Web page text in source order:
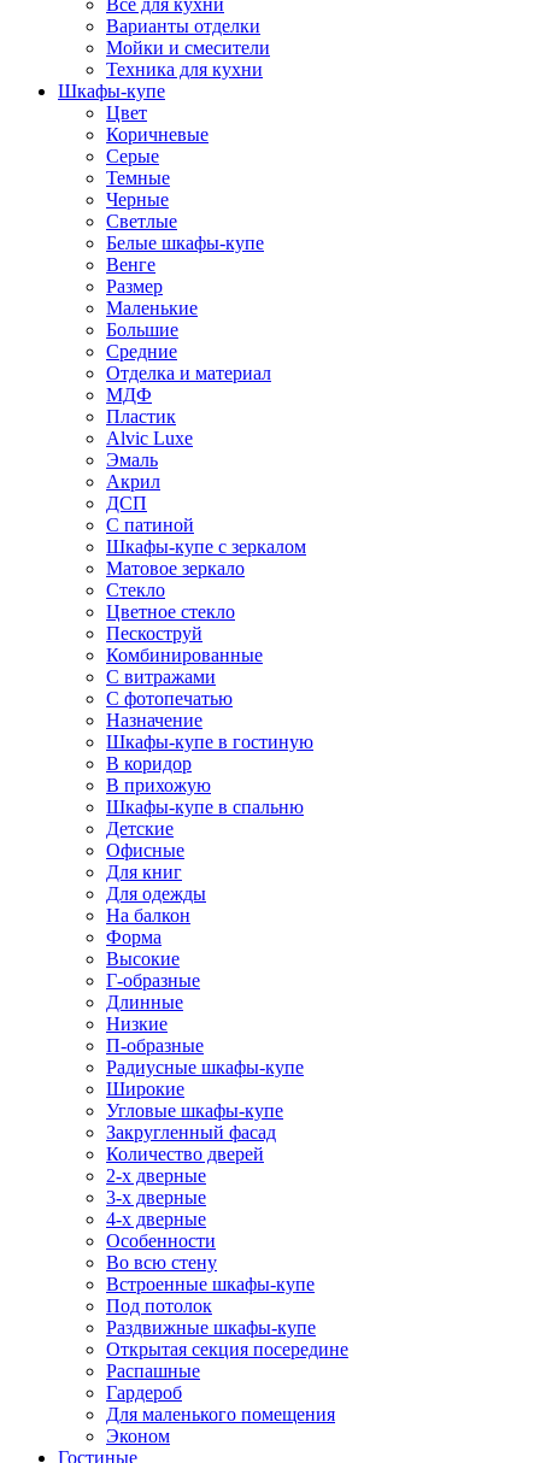
Все для кухни
Варианты отделки
Мойки и смесители
Техника для кухни
Шкафы-купе
Цвет
Коричневые
Серые
Темные
Черные
Светлые
Белые шкафы-купе
Венге
Размер
Маленькие
Большие
Средние
Отделка и материал
МДФ
Пластик
Alvic Luxe
Эмаль
Акрил
ДСП
С патиной
Шкафы-купе с зеркалом
Матовое зеркало
Стекло
Цветное стекло
Пескоструй
Комбинированные
С витражами
С фотопечатью
Назначение
Шкафы-купе в гостиную
В коридор
В прихожую
Шкафы-купе в спальню
Детские
Офисные
Для книг
Для одежды
На балкон
Форма
Высокие
Г-образные
Длинные
Низкие
П-образные
Радиусные шкафы-купе
Широкие
Угловые шкафы-купе
Закругленный фасад
Количество дверей
2-х дверные
3-х дверные
4-х дверные
Особенности
Во всю стену
Встроенные шкафы-купе
Под потолок
Раздвижные шкафы-купе
Открытая секция посередине
Распашные
Гардероб
Для маленького помещения
Эконом
Гостиные